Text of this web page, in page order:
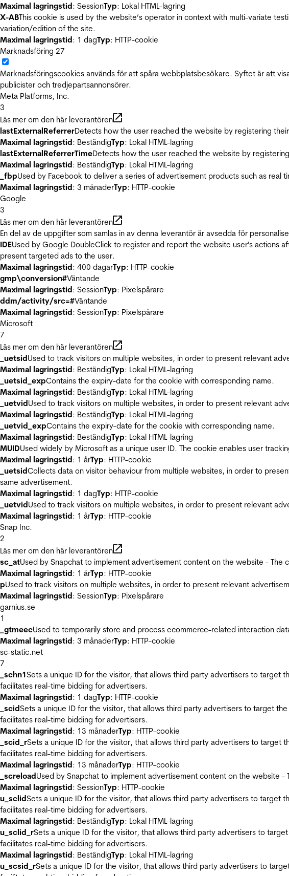
Maximal lagringstid: SessionTyp: Lokal HTML-lagring
X-ABThis cookie is used by the website’s operator in context with multi-variate
variation/edition of the site.
Maximal lagringstid: 1 dagTyp: HTTP-cookie
Marknadsföring 27
Marknadsföringscookies används för att spåra webbplatsbesökare. Syftet är att
publicister och tredjepartsannonsörer.
Meta Platforms, Inc.
3
Läs mer om den här leverantören
lastExternalReferrerDetects how the user reached the website by registering their
Maximal lagringstid: BeständigTyp: Lokal HTML-lagring
lastExternalReferrerTimeDetects how the user reached the website by
Maximal lagringstid: BeständigTyp: Lokal HTML-lagring
_fbpUsed by Facebook to deliver a series of advertisement products such as real
Maximal lagringstid: 3 månaderTyp: HTTP-cookie
Google
3
Läs mer om den här leverantören
En del av de uppgifter som samlas in av denna leverantör är avsedda för
IDEUsed by Google DoubleClick to register and report the website user's actions
present targeted ads to the user.
Maximal lagringstid: 400 dagarTyp: HTTP-cookie
gmp\conversion#Väntande
Maximal lagringstid: SessionTyp: Pixelspårare
ddm/activity/src=#Väntande
Maximal lagringstid: SessionTyp: Pixelspårare
Microsoft
7
Läs mer om den här leverantören
_uetsidUsed to track visitors on multiple websites, in order to present relevant
Maximal lagringstid: BeständigTyp: Lokal HTML-lagring
_uetsid_expContains the expiry-date for the cookie with corresponding name.
Maximal lagringstid: BeständigTyp: Lokal HTML-lagring
_uetvidUsed to track visitors on multiple websites, in order to present relevant
Maximal lagringstid: BeständigTyp: Lokal HTML-lagring
_uetvid_expContains the expiry-date for the cookie with corresponding name.
Maximal lagringstid: BeständigTyp: Lokal HTML-lagring
MUIDUsed widely by Microsoft as a unique user ID. The cookie enables user
Maximal lagringstid: 1 årTyp: HTTP-cookie
_uetsidCollects data on visitor behaviour from multiple websites, in order to
same advertisement.
Maximal lagringstid: 1 dagTyp: HTTP-cookie
_uetvidUsed to track visitors on multiple websites, in order to present relevant
Maximal lagringstid: 1 årTyp: HTTP-cookie
Snap Inc.
2
Läs mer om den här leverantören
sc_atUsed by Snapchat to implement advertisement content on the website -
Maximal lagringstid: 1 årTyp: HTTP-cookie
pUsed to track visitors on multiple websites, in order to present relevant
Maximal lagringstid: SessionTyp: Pixelspårare
garnius.se
1
_gtmeecUsed to temporarily store and process ecommerce-related interaction
Maximal lagringstid: 3 månaderTyp: HTTP-cookie
sc-static.net
7
_schn1Sets a unique ID for the visitor, that allows third party advertisers to target
facilitates real-time bidding for advertisers.
Maximal lagringstid: 1 dagTyp: HTTP-cookie
_scidSets a unique ID for the visitor, that allows third party advertisers to target
facilitates real-time bidding for advertisers.
Maximal lagringstid: 13 månaderTyp: HTTP-cookie
_scid_rSets a unique ID for the visitor, that allows third party advertisers to target
facilitates real-time bidding for advertisers.
Maximal lagringstid: 13 månaderTyp: HTTP-cookie
_screloadUsed by Snapchat to implement advertisement content on the website
Maximal lagringstid: SessionTyp: HTTP-cookie
u_sclidSets a unique ID for the visitor, that allows third party advertisers to target
facilitates real-time bidding for advertisers.
Maximal lagringstid: BeständigTyp: Lokal HTML-lagring
u_sclid_rSets a unique ID for the visitor, that allows third party advertisers to
facilitates real-time bidding for advertisers.
Maximal lagringstid: BeständigTyp: Lokal HTML-lagring
u_scsid_rSets a unique ID for the visitor, that allows third party advertisers to